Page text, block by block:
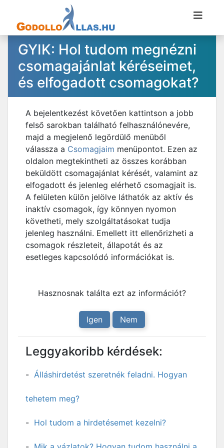
GYIK: Hol tudom megnézni
csomagajánlat kéréseimet,
és elfogadott csomagokat?
A bejelentkezést követően kattintson a jobb
felső sarokban található felhasználónevére,
majd a megjelenő legördülő menüből
válassza a Csomagjaim menüpontot. Ezen az
oldalon megtekintheti az összes korábban
beküldött csomagajánlat kérését, valamint az
elfogadott és jelenleg elérhető csomagjait is.
A felületen külön jelölve láthatók az aktív és
inaktív csomagok, így könnyen nyomon
követheti, mely szolgáltatásokat tudja
jelenleg használni. Emellett itt ellenőrizheti a
csomagok részleteit, állapotát és az
esetleges kapcsolódó információkat is.
Hasznosnak találta ezt az információt?
Igen Nem
Leggyakoribb kérdések:
Álláshirdetést szeretnék feladni. Hogyan
tehetem meg?
Hol tudom a hirdetésemet kezelni?